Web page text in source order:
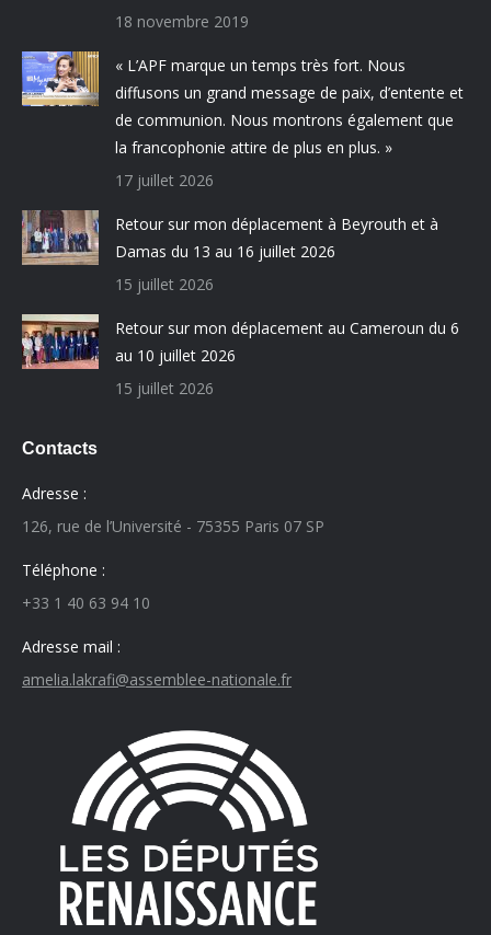
18 novembre 2019
« L’APF marque un temps très fort. Nous
diffusons un grand message de paix, d’entente et
de communion. Nous montrons également que
la francophonie attire de plus en plus. »
17 juillet 2026
Retour sur mon déplacement à Beyrouth et à
Damas du 13 au 16 juillet 2026
15 juillet 2026
Retour sur mon déplacement au Cameroun du 6
au 10 juillet 2026
15 juillet 2026
Contacts
Adresse :
126, rue de l’Université - 75355 Paris 07 SP
Téléphone :
+33 1 40 63 94 10
Adresse mail :
amelia.lakrafi@assemblee-nationale.fr